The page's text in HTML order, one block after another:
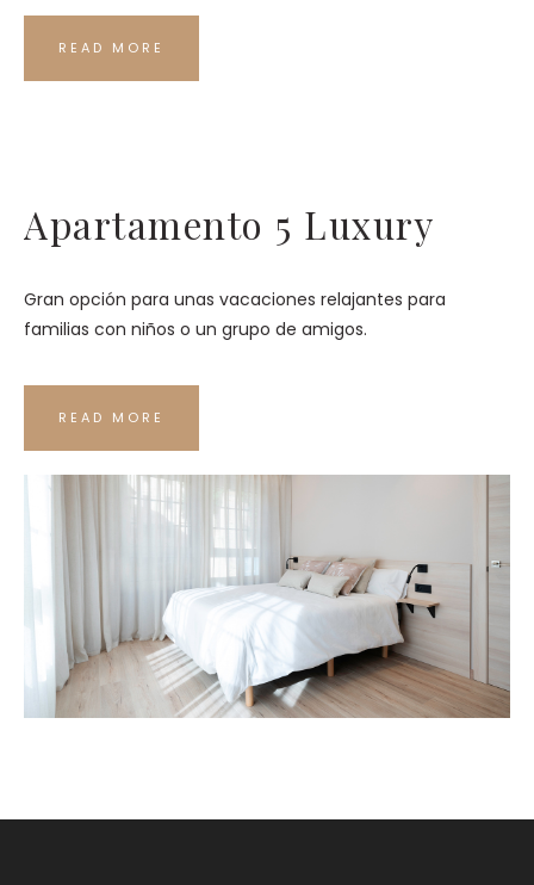
READ MORE
Apartamento 5 Luxury
Gran opción para unas vacaciones relajantes para
familias con niños o un grupo de amigos.
READ MORE